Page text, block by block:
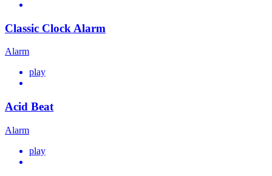
Classic Clock Alarm
Alarm
play
Acid Beat
Alarm
play